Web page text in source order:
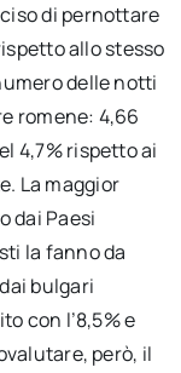
di pernottare
allo stesso
delle notti
romene: 4,66
4,7% rispetto ai
La maggior
dai Paesi
la fanno da
bulgari
con l’8,5% e
però, il